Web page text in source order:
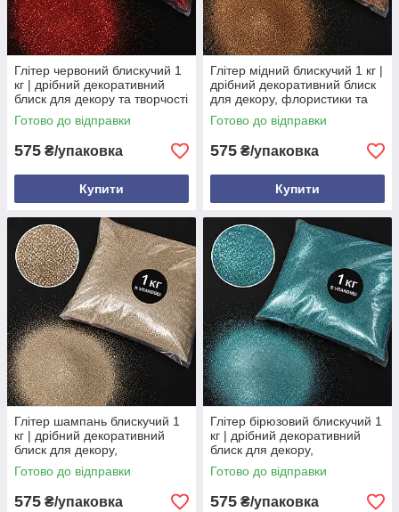
атмосферу, додати блиску ялинці та зробити інтер’єр по-
справжньому казковим. Великий вибір кольорів, форм і стилів
дозволить підібрати прикраси для класичного, сучасного або
тематичного новорічного оформлення.
Глітер червоний блискучий 1
кг | дрібний декоративний
блиск для декору та творчості
Готово до відправки
575 ₴/упаковка
Купити
Глітер мідний блискучий 1 кг |
дрібний декоративний блиск
для декору, флористики та
творчості
Готово до відправки
575 ₴/упаковка
Купити
Глітер шампань блискучий 1
кг | дрібний декоративний
блиск для декору,
флористики та творчості
Готово до відправки
575 ₴/упаковка
Глітер бірюзовий блискучий 1
кг | дрібний декоративний
блиск для декору,
флористики та творчості
Готово до відправки
575 ₴/упаковка